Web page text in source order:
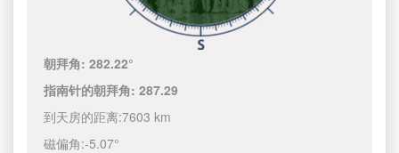
朝拜角:282.22°
指南针的朝拜角:287.29
到天房的距离:7603 km
磁偏角:-5.07°